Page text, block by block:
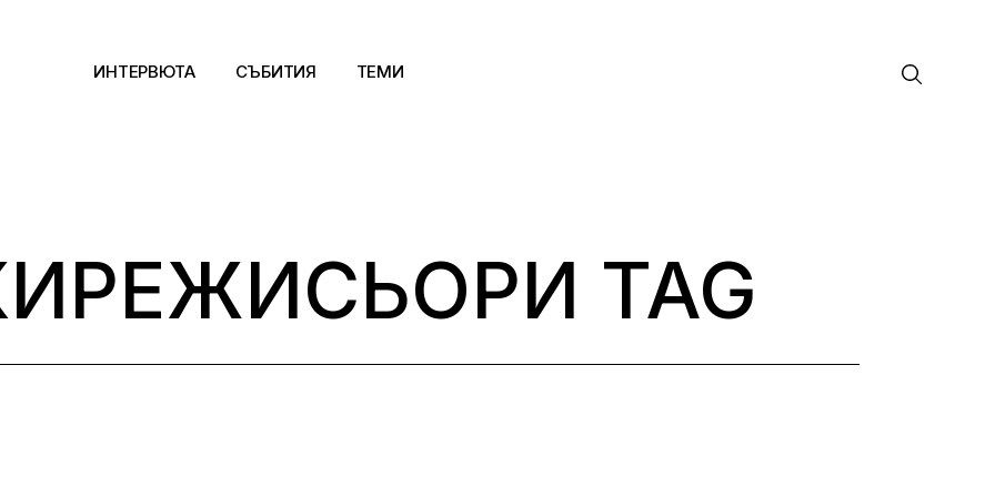
ИНТЕРВЮТА СЪБИТИЯ ТЕМИ
Kино
Музика
Сцена
TAG